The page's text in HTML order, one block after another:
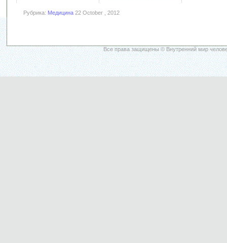
Рубрика: Медицина 22 October , 2012
Все права защищены © Внутренний мир